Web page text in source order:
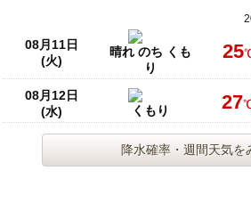
08月11日
(火)
晴れ のち くも
り
25
08月12日
(水)
くもり 27
降水確率・週間天気を